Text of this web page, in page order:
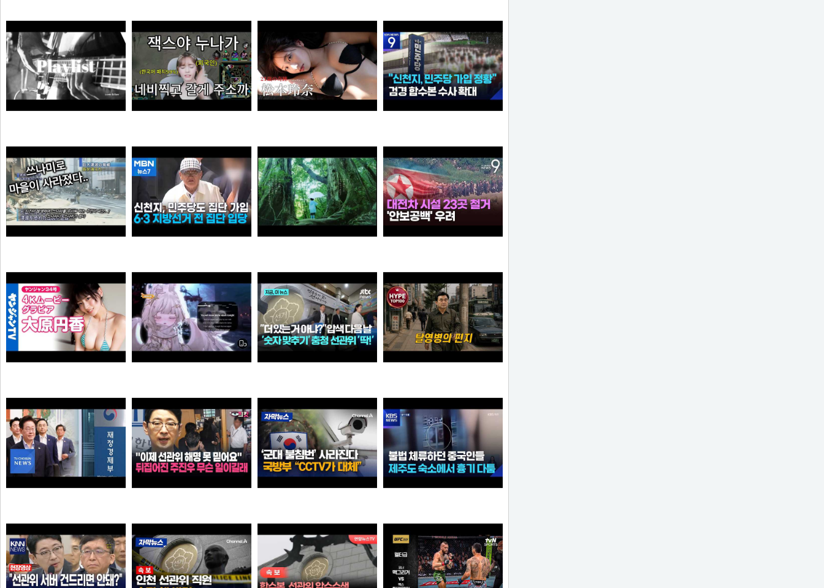
곰비서
극혐
픽도리
순대국
오타쿠
타짜신정환
와꾸대장봉준
오쿠오쿠오타쿠
떨어진원숭이
아이언맨
떨어진원숭이
손나은
타짜신정환
애플
크롬
애플
타짜신정환
크롬
아이언맨